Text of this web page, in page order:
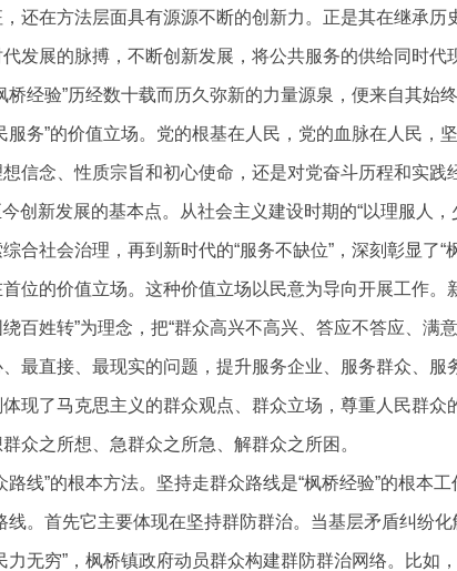
还在方法层面具有源源不断的创新力。正是其在继承历
发展的脉搏，不断创新发展，将公共服务的供给同时代
桥经验”历经数十载而历久弥新的力量源泉，便来自其始
服务”的价值立场。党的根基在人民，党的血脉在人民，
信念、性质宗旨和初心使命，还是对党奋斗历程和实践
今创新发展的基本点。从社会主义建设时期的“以理服人，
合社会治理，再到新时代的“服务不缺位”，深刻彰显了“
位的价值立场。这种价值立场以民意为导向开展工作。
百姓转”为理念，把“群众高兴不高兴、答应不答应、满
最直接、最现实的问题，提升服务企业、服务群众、服
现了马克思主义的群众观点、群众立场，尊重人民群众
众之所想、急群众之所急、解群众之所困。
路线”的根本方法。坚持走群众路线是“枫桥经验”的根本
线。首先它主要体现在坚持群防群治。当基层矛盾纠纷
力无穷”，枫桥镇政府动员群众构建群防群治网络。比如